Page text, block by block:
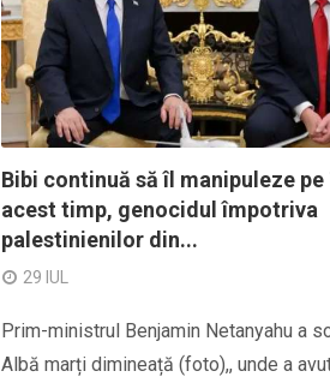
Bibi continuă să îl manipuleze pe
acest timp, genocidul împotriva
palestinienilor din...
29 IUL
Prim-ministrul Benjamin Netanyahu a
Albă marți dimineață (foto),, unde a